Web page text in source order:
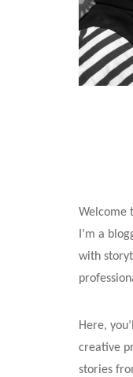
Welcome
I’m a
with
Here,
creative
stories